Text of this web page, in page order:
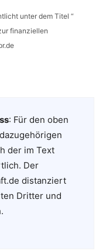
unter dem Titel “
finanziellen
: Für den oben
der im Text
Der
distanziert
Dritter und